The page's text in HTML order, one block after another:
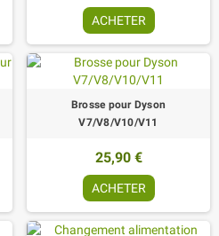
ACHETER
Brosse pour Dyson
V7/V8/V10/V11
25,90 €
ACHETER